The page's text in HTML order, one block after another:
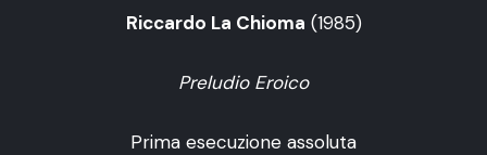
Riccardo La Chioma (1985)
Preludio Eroico
Prima esecuzione assoluta